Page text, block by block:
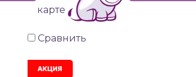
карте
Сравнить